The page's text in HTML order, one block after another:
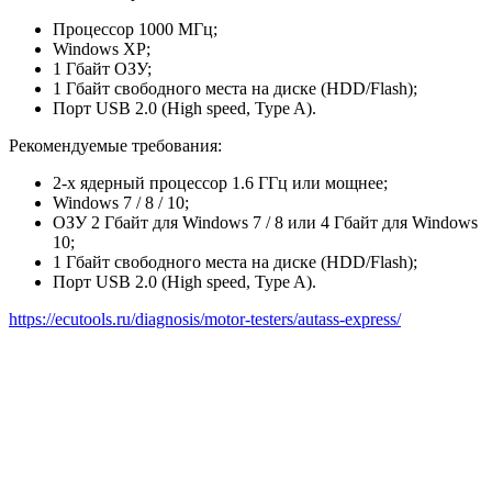
Процессор 1000 МГц;
Windows XP;
1 Гбайт ОЗУ;
1 Гбайт свободного места на диске (HDD/Flash);
Порт USB 2.0 (High speed, Type A).
Рекомендуемые требования:
2-х ядерный процессор 1.6 ГГц или мощнее;
Windows 7 / 8 / 10;
ОЗУ 2 Гбайт для Windows 7 / 8 или 4 Гбайт для Windows
10;
1 Гбайт свободного места на диске (HDD/Flash);
Порт USB 2.0 (High speed, Type A).
https://ecutools.ru/diagnosis/motor-testers/autass-express/